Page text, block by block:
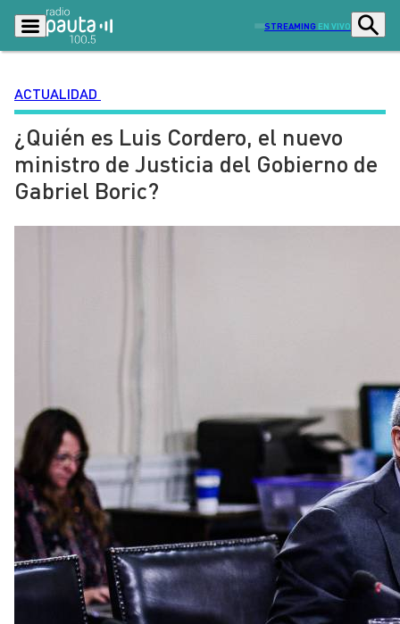
STREAMING EN VIVO
Podcasts Programas
Lo Último Actualidad
Ciudad
ACTUALIDAD
¿Quién es Luis Cordero, el nuevo
ministro de Justicia del Gobierno de
Gabriel Boric?